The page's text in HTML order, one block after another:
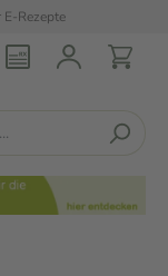
Rezepte